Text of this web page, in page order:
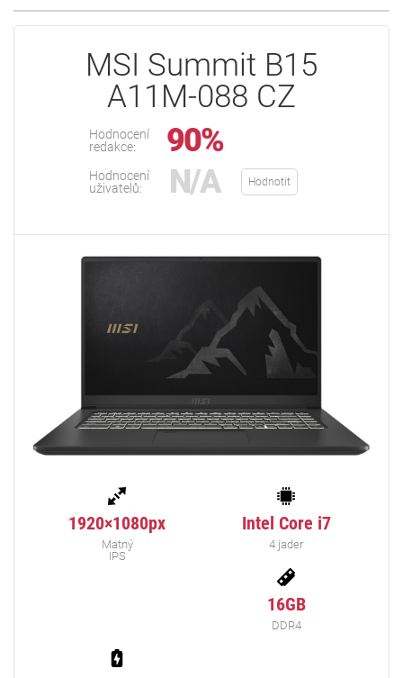
MSI Summit B15
A11M-088 CZ
Hodnocení
redakce:
90%
Hodnocení
uživatelů:
N/A Hodnotit
1920×1080px
Matný
IPS
Intel Core i7
4 jader
16GB
DDR4